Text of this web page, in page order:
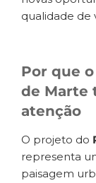
qualidade de
Por que
de Marte
atenção
O projeto do
representa
paisagem